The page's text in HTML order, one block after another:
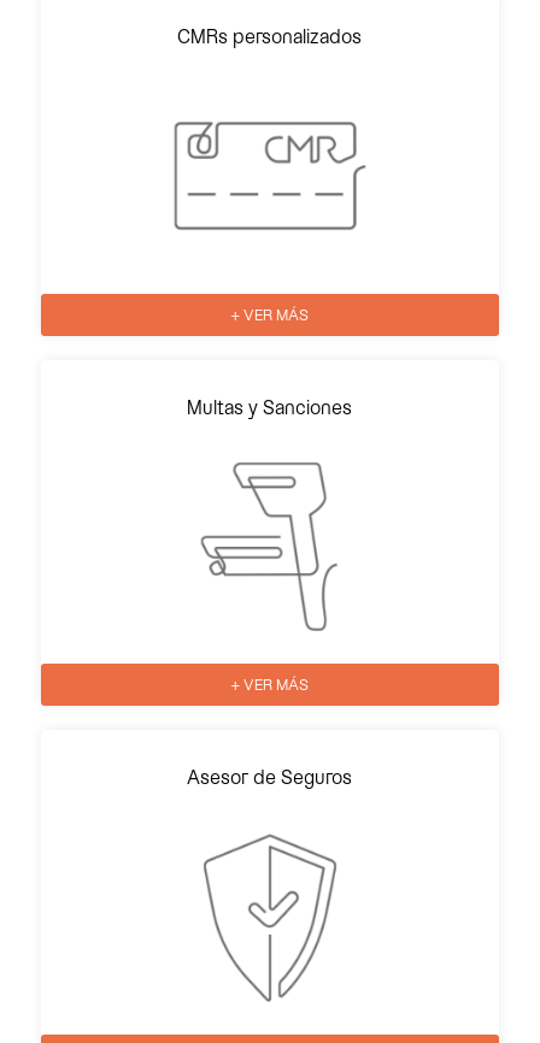
CMRs personalizados
+ VER MÁS
Multas y Sanciones
+ VER MÁS
Asesor de Seguros